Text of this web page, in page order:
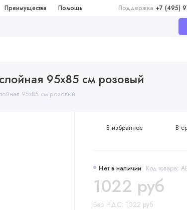
Преимущества Помощь Поддержка +7 (495)
95х85 см розовый
95х85 см розовый
Нет в наличии Код товара:
1022 руб
Без НДС: 1022 руб
В избранное В